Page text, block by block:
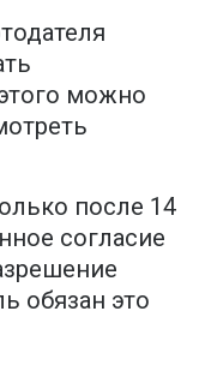
можно
после 14
согласие
обязан это